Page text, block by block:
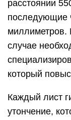
расстоянии
последующие
миллиметров.
случае
который
Каждый лист
утончение,